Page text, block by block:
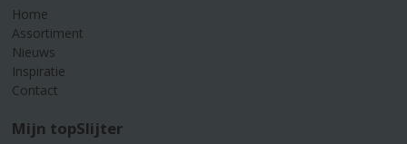
Home
Assortiment
Nieuws
Inspiratie
Contact
Mijn topSlijter